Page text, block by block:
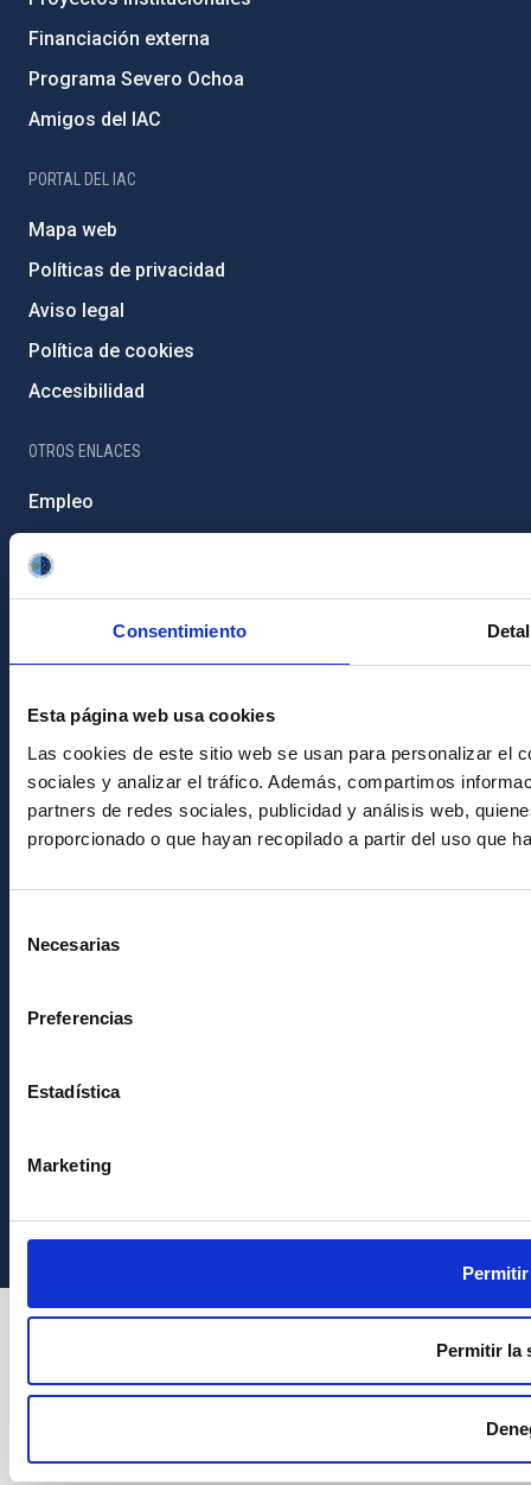
Consentimiento
Esta página web usa cookies
Las cookies de este sitio web se usan para personalizar el
sociales y analizar el tráfico. Además, compartimos
partners de redes sociales, publicidad y análisis web,
proporcionado o que hayan recopilado a partir del uso que
Necesarias
Preferencias
Estadística
Marketing
Permitir la
Financiación externa
Programa Severo Ochoa
Amigos del IAC
PORTAL DEL IAC
Mapa web
Políticas de privacidad
Aviso legal
Política de cookies
Accesibilidad
OTROS ENLACES
Empleo
Imagen institucional
Sede electrónica
Canal ético
Condolencias Francisco Sánchez
PostFooter > Newsletter link
Únete a nuestra